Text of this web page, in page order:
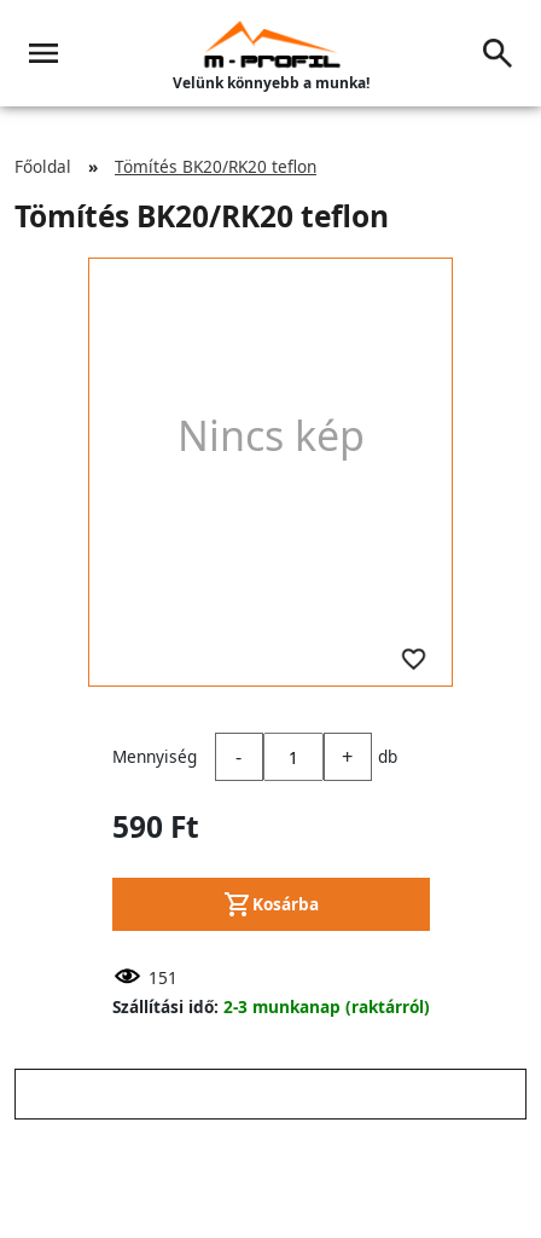
Velünk könnyebb a munka!
Főoldal Tömítés BK20/RK20 teflon
Tömítés BK20/RK20 teflon
Nincs kép
Mennyiség - + db
590 Ft
Kosárba
151
Szállítási idő: 2-3 munkanap (raktárról)